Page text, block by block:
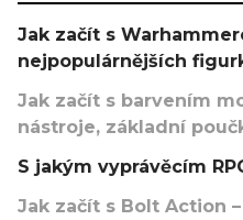
Jak začít s
nejpopulárnějších
Jak začít s barvením
nástroje, základní
S jakým vyprávěcím
Jak začít s Bolt Action